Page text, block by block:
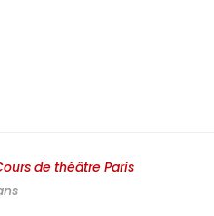
de théâtre Paris